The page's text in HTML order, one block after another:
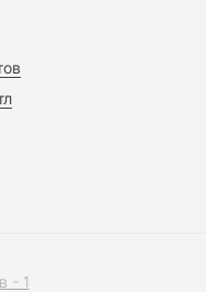
- 1